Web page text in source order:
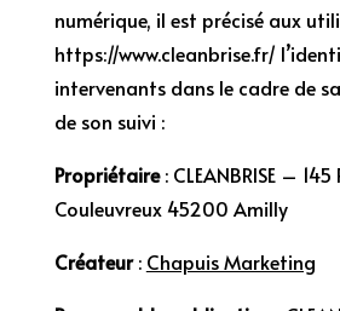
numérique, il est précisé aux
https://www.cleanbrise.fr/
intervenants dans le cadre de
de son suivi :
Propriétaire : CLEANBRISE – 145
Couleuvreux 45200 Amilly
Créateur : Chapuis Marketing